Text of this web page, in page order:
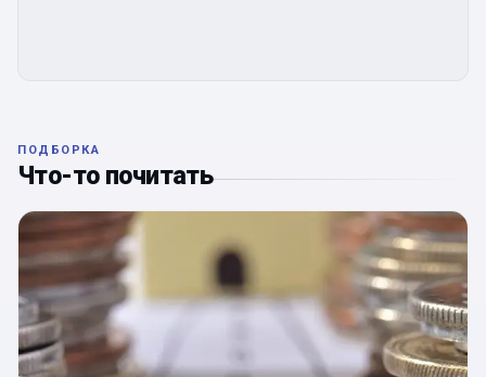
ПОДБОРКА
Что-то почитать